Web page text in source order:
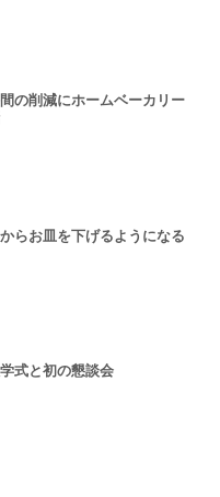
の削減にホームベーカリー
らお皿を下げるようになる
式と初の懇談会